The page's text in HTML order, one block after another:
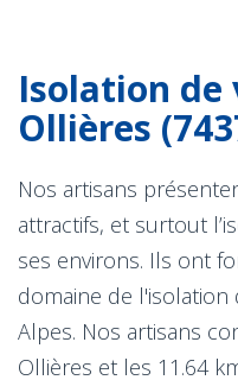
Isolation de
Ollières
Nos artisans
attractifs, et surtout
ses environs. Ils ont
domaine de
Alpes. Nos artisans
Ollières et les 11.64